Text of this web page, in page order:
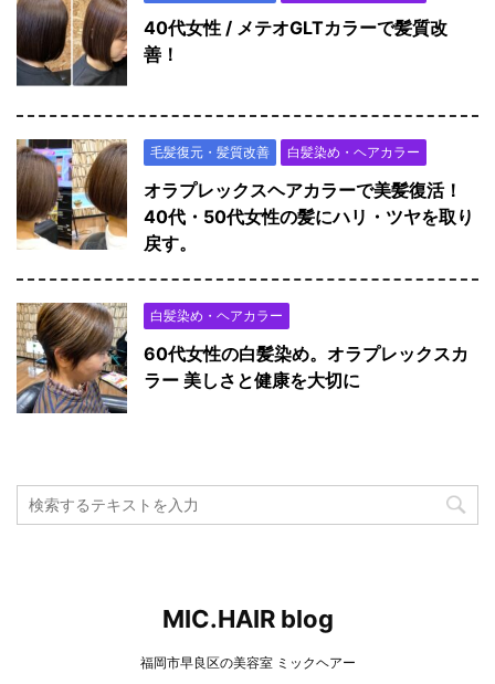
40代女性 / メテオGLTカラーで髪質改
善！
毛髪復元・髪質改善 白髪染め・ヘアカラー
オラプレックスヘアカラーで美髪復活！
40代・50代女性の髪にハリ・ツヤを取り
戻す。
白髪染め・ヘアカラー
60代女性の白髪染め。オラプレックスカ
ラー 美しさと健康を大切に
MIC.HAIR blog
福岡市早良区の美容室 ミックヘアー